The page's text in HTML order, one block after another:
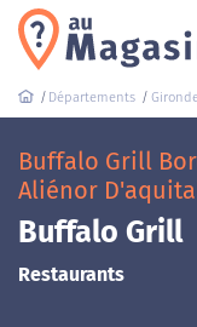
Départements
Buffalo Grill
Aliénor
Buffalo Grill
Restaurants